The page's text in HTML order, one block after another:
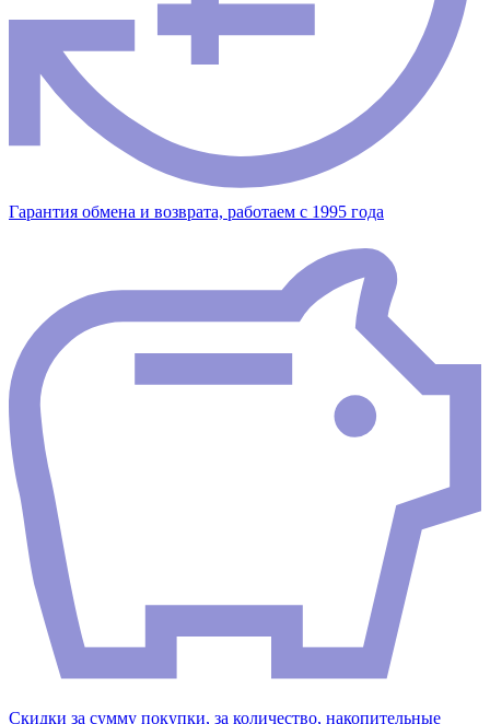
Гарантия обмена и возврата, работаем с 1995 года
Скидки за сумму покупки, за количество, накопительные